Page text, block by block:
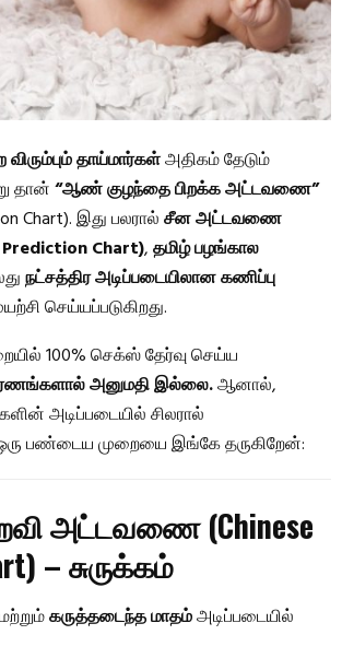
தாய்மார்கள்அதிகம் தேடும்
தான்“ஆண் குழந்தை பிறக்க அட்டவணை”
Chart). இது பலரால்சீன அட்டவணை
Chart),தமிழ் பழங்கால
நட்சத்திர அடிப்படையிலான கணிப்பு
செய்யப்படுகிறது.
100% செக்ஸ் தேர்வு செய்ய
அனுமதி இல்லை.ஆனால்,
அடிப்படையில் சிலரால்
பண்டைய முறையை இங்கே தருகிறேன்:
அட்டவணை (Chinese
– சுருக்கம்
மற்றும்கருத்தடைந்த மாதம்அடிப்படையில்